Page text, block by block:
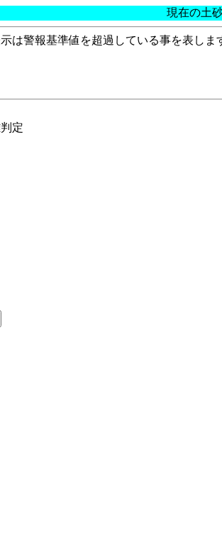
現在の土
は警報基準値を超過している事を表しま
定